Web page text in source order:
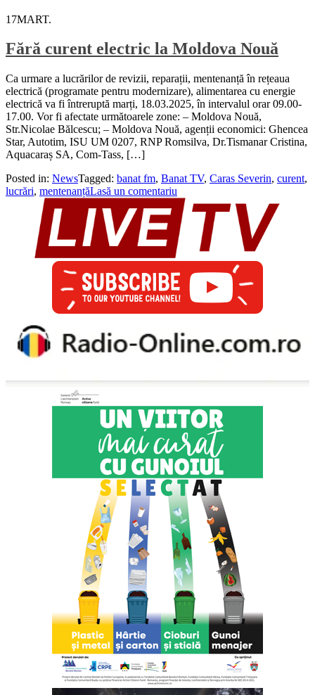
17MART.
Fără curent electric la Moldova Nouă
Ca urmare a lucrărilor de revizii, reparații, mentenanță în rețeaua
electrică (programate pentru modernizare), alimentarea cu energie
electrică va fi întreruptă marți, 18.03.2025, în intervalul orar 09.00-
17.00. Vor fi afectate următoarele zone: – Moldova Nouă,
Str.Nicolae Bălcescu; – Moldova Nouă, agenții economici: Ghencea
Star, Autotim, ISU UM 0207, RNP Romsilva, Dr.Tismanar Cristina,
Aquacaraș SA, Com-Tass, […]
Posted in: NewsTagged: banat fm, Banat TV, Caras Severin, curent,
lucrări, mentenanțăLasă un comentariu